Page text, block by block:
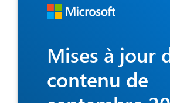
Mises à jour
contenu de